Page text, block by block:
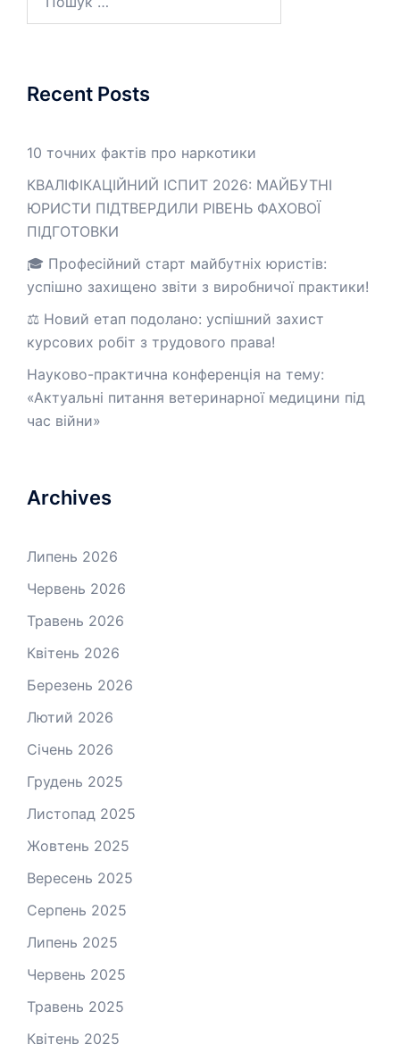
Recent Posts
10 точних фактів про наркотики
КВАЛІФІКАЦІЙНИЙ ІСПИТ 2026: МАЙБУТНІ
ЮРИСТИ ПІДТВЕРДИЛИ РІВЕНЬ ФАХОВОЇ
ПІДГОТОВКИ
🎓 Професійний старт майбутніх юристів:
успішно захищено звіти з виробничої практики!
⚖️ Новий етап подолано: успішний захист
курсових робіт з трудового права!
Науково-практична конференція на тему:
«Актуальні питання ветеринарної медицини під
час війни»
Archives
Липень 2026
Червень 2026
Травень 2026
Квітень 2026
Березень 2026
Лютий 2026
Січень 2026
Грудень 2025
Листопад 2025
Жовтень 2025
Вересень 2025
Серпень 2025
Липень 2025
Червень 2025
Травень 2025
Квітень 2025